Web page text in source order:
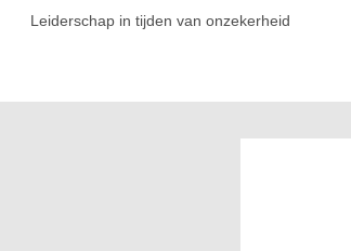
Leiderschap in tijden van onzekerheid